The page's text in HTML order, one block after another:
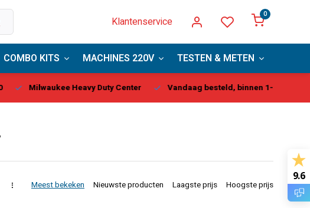
Klantenservice
0
COMBO KITS MACHINES 220V TESTEN & METEN
Milwaukee Heavy Duty Center Vandaag besteld, binnen 1-2 dagen
Meest bekeken Nieuwste producten Laagste prijs Hoogste prijs
9.6